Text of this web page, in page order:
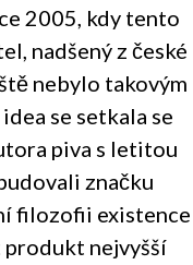
2005, kdy tento
nadšený z české
nebylo takovým
se setkala se
piva s letitou
značku
filozofii existence
nejvyšší